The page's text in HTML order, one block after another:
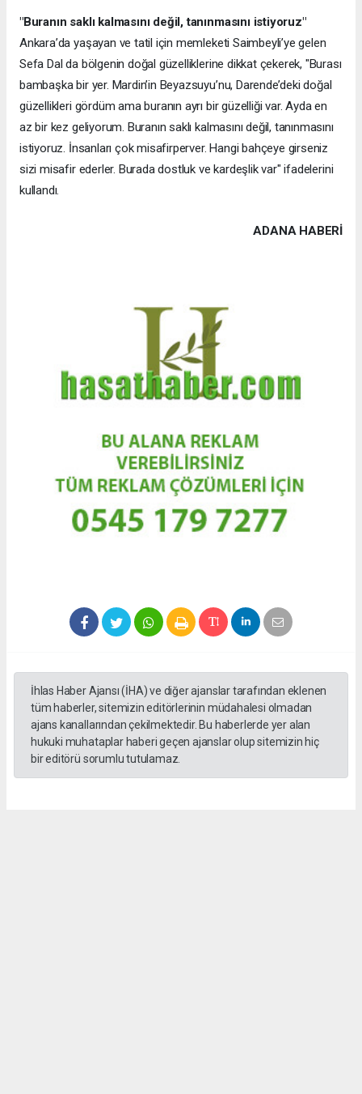
"Buranın saklı kalmasını değil, tanınmasını istiyoruz"
Ankara’da yaşayan ve tatil için memleketi Saimbeyli’ye gelen
Sefa Dal da bölgenin doğal güzelliklerine dikkat çekerek, "Burası
bambaşka bir yer. Mardin’in Beyazsuyu’nu, Darende’deki doğal
güzellikleri gördüm ama buranın ayrı bir güzelliği var. Ayda en
az bir kez geliyorum. Buranın saklı kalmasını değil, tanınmasını
istiyoruz. İnsanları çok misafirperver. Hangi bahçeye girseniz
sizi misafir ederler. Burada dostluk ve kardeşlik var" ifadelerini
kullandı.
ADANA HABERİ
İhlas Haber Ajansı (İHA) ve diğer ajanslar tarafından eklenen
tüm haberler, sitemizin editörlerinin müdahalesi olmadan
ajans kanallarından çekilmektedir. Bu haberlerde yer alan
hukuki muhataplar haberi geçen ajanslar olup sitemizin hiç
bir editörü sorumlu tutulamaz.